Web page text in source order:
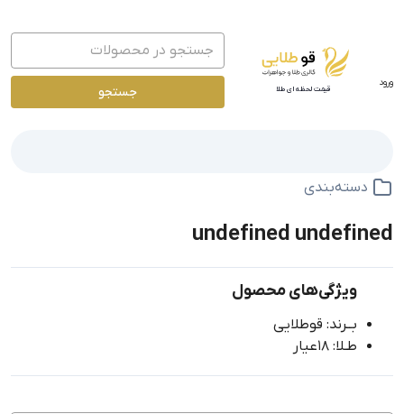
ورود
قیمت لحظه ای طلا جستجو
دسته‌بندی
undefined undefined
ویژگی‌های محصول
بــرند: قوطلایی
طـلا: 18عیار